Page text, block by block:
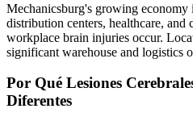
Mechanicsburg's growing
distribution centers, healthcare,
workplace brain injuries occur.
significant warehouse and logistics
Por Qué Lesiones
Diferentes